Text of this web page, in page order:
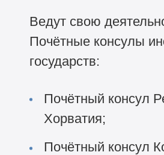
Ведут свою
Почётные консулы
государств:
Почётный консул
Хорватия;
Почётный консул